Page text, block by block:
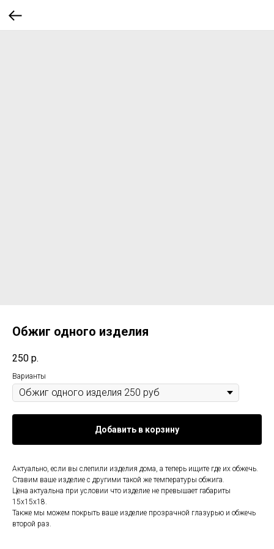
Обжиг одного изделия
250 р.
Варианты
Добавить в корзину
Актуально, если вы слепили изделия дома, а теперь ищите где их обжечь.
Ставим ваше изделие с другими такой же температуры обжига.
Цена актуальна при условии что изделие не превышает габариты
15х15х18.
Также мы можем покрыть ваше изделие прозрачной глазурью и обжечь
второй раз.